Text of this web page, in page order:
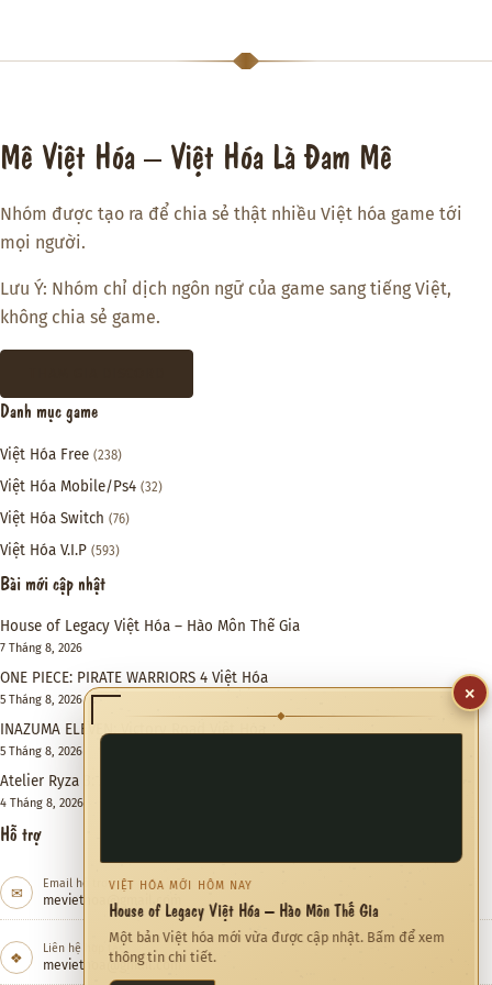
Mê Việt Hóa – Việt Hóa Là Đam Mê
Nhóm được tạo ra để chia sẻ thật nhiều Việt hóa game tới
mọi người.
Lưu Ý: Nhóm chỉ dịch ngôn ngữ của game sang tiếng Việt,
không chia sẻ game.
Danh mục game
Việt Hóa Free (238)
Việt Hóa Mobile/Ps4 (32)
Việt Hóa Switch (76)
Việt Hóa V.I.P (593)
Bài mới cập nhật
House of Legacy Việt Hóa – Hào Môn Thế Gia
7 Tháng 8, 2026
ONE PIECE: PIRATE WARRIORS 4 Việt Hóa
5 Tháng 8, 2026
INAZUMA ELEVEN: Victory Road Việt Hóa
5 Tháng 8, 2026
Atelier Ryza 3: Alchemist of the End & the Secret Key DX Việt Hóa
4 Tháng 8, 2026
Hỗ trợ
✉ Email hỗ trợ
meviethoa@gmail.com
❖ Liên hệ hợp tác
meviethoa@gmail.com
×
◆
VIỆT HÓA MỚI HÔM NAY
House of Legacy Việt Hóa – Hào Môn Thế Gia
Một bản Việt hóa mới vừa được cập nhật. Bấm để xem
thông tin chi tiết.